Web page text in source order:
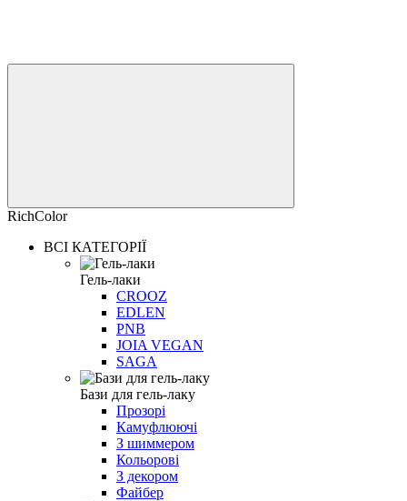
RichColor
ВСІ КАТЕГОРІЇ
Гель-лаки
CROOZ
EDLEN
PNB
JOIA VEGAN
SAGA
Бази для гель-лаку
Прозорі
Камуфлюючі
З шиммером
Кольорові
З декором
Файбер